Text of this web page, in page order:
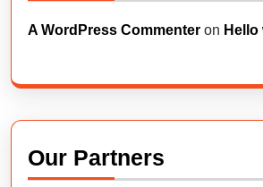
A WordPress Commenter on Hello
Our Partners